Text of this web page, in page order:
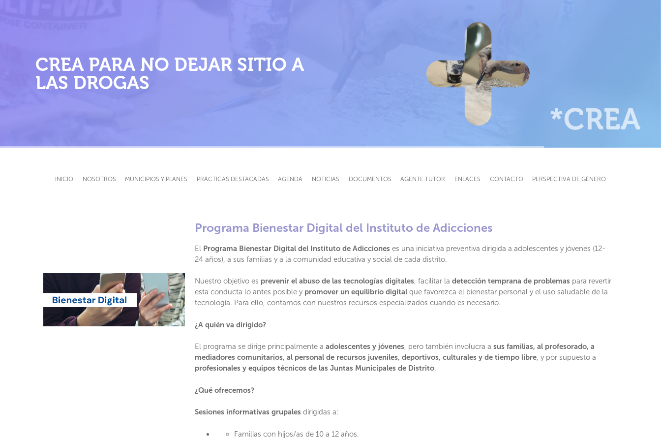
CREA PARA NO DEJAR SITIO A
LAS DROGAS
*CREA
INICIO NOSOTROS MUNICIPIOS Y PLANES PRÁCTICAS DESTACADAS AGENDA NOTICIAS DOCUMENTOS AGENTE TUTOR ENLACES CONTACTO PERSPECTIVA DE GÉNERO
Programa Bienestar Digital del Instituto de Adicciones
El Programa Bienestar Digital del Instituto de Adicciones es una iniciativa preventiva dirigida a adolescentes y jóvenes (12-
24 años), a sus familias y a la comunidad educativa y social de cada distrito.
Nuestro objetivo es prevenir el abuso de las tecnologías digitales, facilitar la detección temprana de problemas para revertir
esta conducta lo antes posible y promover un equilibrio digital que favorezca el bienestar personal y el uso saludable de la
tecnología. Para ello, contamos con nuestros recursos especializados cuando es necesario.
¿A quién va dirigido?
El programa se dirige principalmente a adolescentes y jóvenes, pero también involucra a sus familias, al profesorado, a
mediadores comunitarios, al personal de recursos juveniles, deportivos, culturales y de tiempo libre, y por supuesto a
profesionales y equipos técnicos de las Juntas Municipales de Distrito.
¿Qué ofrecemos?
Sesiones informativas grupales dirigidas a:
Familias con hijos/as de 10 a 12 años.